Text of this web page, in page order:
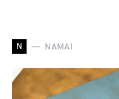
N NAMAI